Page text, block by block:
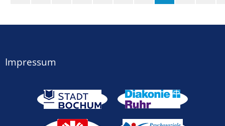
(Standort)
Impressum